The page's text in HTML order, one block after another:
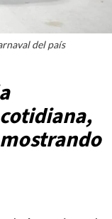
del país